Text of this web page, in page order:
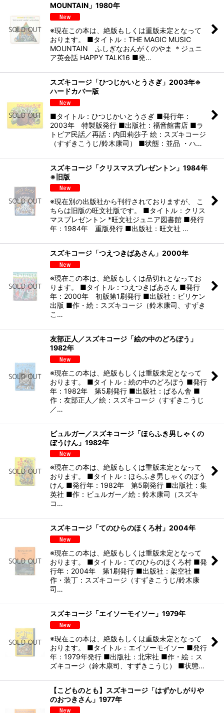
MOUNTAIN」1980年
※現在この本は、絶版もしくは重版未定となって
おります。 ■タイトル：THE MAGIC MUSIC
MOUNTAIN ふしぎなおんがくのやま ＊ジュニ
ア英会話 HAPPY TALK16 ■発…
スズキコージ「ひつじかいとうさぎ」2003年※
ハードカバー版
■タイトル：ひつじかいとうさぎ ■発行年：
2003年 特製版発行 ■出版社：福音館書店 ■ラ
トビア民話／再話：内田莉莎子 絵：スズキコージ
（すずきこうじ/鈴木康司） ■状態：並品 ・ハ…
スズキコージ「クリスマスプレゼントン」1984年
※旧版
※現在別の出版社から刊行されておりますが、 こ
ちらは旧版の旺文社版です。 ■タイトル：クリス
マスプレゼントン *旺文社ジュニア図書館 ■発行
年：1984年 重版発行 ■出版社：旺文社 …
スズキコージ「つえつきばあさん」2000年
※現在この本は、絶版もしくは品切れとなってお
ります。 ■タイトル：つえつきばあさん ■発行
年：2000年 初版第1刷発行 ■出版社：ビリケン
出版 ■作・絵：スズキコージ（鈴木康司、すずき
こ…
友部正人／スズキコージ「絵の中のどろぼう」
1982年
※現在この本は、絶版もしくは重版未定となって
おります。 ■タイトル：絵の中のどろぼう ■発行
年：1982年 第5刷発行 ■出版社：ぱるん舎 ■
作：友部正人／絵：スズキコージ（すずきこうじ
／…
ビュルガー／スズキコージ「ほらふき男しゃくの
ぼうけん」1982年
※現在この本は、絶版もしくは重版未定となって
おります。 ■タイトル：ほらふき男しゃくのぼう
けん ■発行年：1982年 第5刷発行 ■出版社：集
英社 ■作：ビュルガー／絵：鈴木康司（スズキ
コ…
スズキコージ「てのひらのほくろ村」2004年
※現在この本は、絶版もしくは重版未定となって
おります。 ■タイトル：てのひらのほくろ村 ■発
行年：2004年 第1刷発行 ■出版社：架空社 ■
作・装丁：スズキコージ（すずきこうじ/鈴木康
司…
スズキコージ「エイソーモイソー」1979年
※現在この本は、絶版もしくは重版未定となって
おります。 ■タイトル：エイソーモイソー ■発行
年：1979年発行 ■出版社：北宋社 ■作・絵：ス
ズキコージ（鈴木康司、すずきこうじ） ■状態…
【こどものとも】スズキコージ「はずかしがりや
のおつきさん」1977年